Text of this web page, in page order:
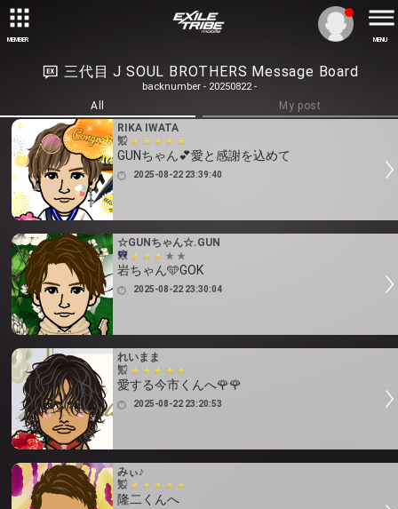
MEMBER MENU
三代目 J SOUL BROTHERS Message Board
backnumber - 20250822 -
All
My post
RIKA IWATA
GUNちゃん💕愛と感謝を込めて
2025-08-22 23:39:40
☆GUNちゃん☆.GUN
岩ちゃん🩵GOK
2025-08-22 23:30:04
れいまま
愛する今市くんへ🌹🌹
2025-08-22 23:20:53
みぃ♪
隆二くんへ